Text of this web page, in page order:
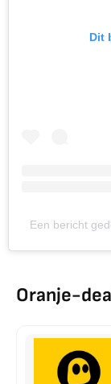
Dit
Een bericht
Oranje-